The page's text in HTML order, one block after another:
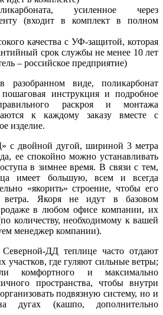
усиленное через
(входит в комплект в полном
качества с УФ-защитой, которая
срок службы не менее 10 лет
– российское предприятие)
разобранном виде, поликарбонат
пошаговая инструкция и подробное
раскроя и монтажа
к каждому заказу вместе с
изделие.
с двойной дугой, шириной 3 метра
ее спокойно можно устанавливать
в зимнее время. В связи с тем,
имеет большую, всем и всегда
«якорить» строение, чтобы его
Якоря не идут в базовом
в любом офисе компании, их
количеству, необходимому к вашей
менеджер компании).
ДД теплице часто отдают
участков, где гуляют сильные ветры;
комфортного и максимально
пространства, чтобы внутри
подвязную систему, но и
дугах (кашпо, дополнительно